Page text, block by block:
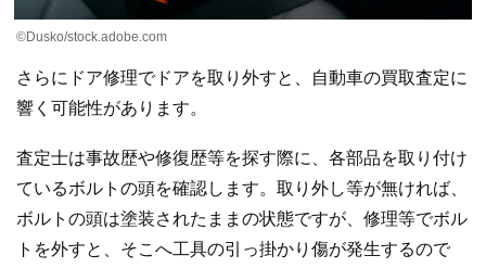
©Dusko/stock.adobe.com
さらにドア修理でドアを取り外すと、自動車の買取査定に
響く可能性があります。
査定士は事故歴や修復歴等を探す際に、各部品を取り付け
ているボルトの頭を確認します。取り外し等が無ければ、
ボルトの頭は塗装されたままの状態ですが、修理等でボル
トを外すと、そこへ工具の引っ掛かり傷が発生するので